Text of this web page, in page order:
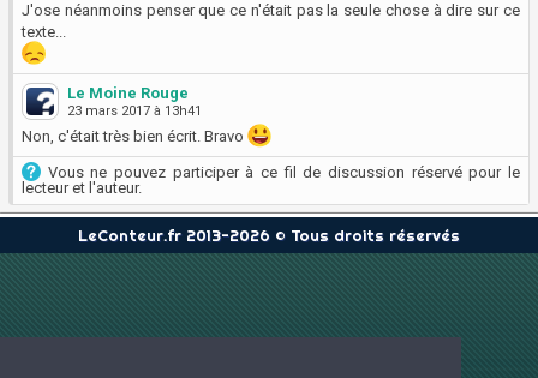
J'ose néanmoins penser que ce n'était pas la seule chose à dire sur ce
texte...
Le Moine Rouge
23 mars 2017 à 13h41
Non, c'était très bien écrit. Bravo
Vous ne pouvez participer à ce fil de discussion réservé pour le
lecteur et l'auteur.
LeConteur.fr 2013-2026 © Tous droits réservés